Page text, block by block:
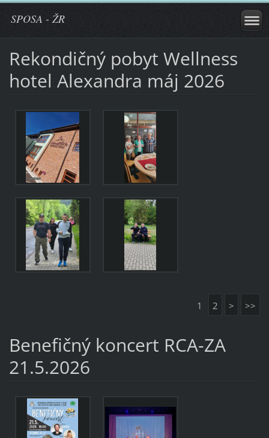
SPOSA - ŽR
Rekondičný pobyt Wellness
hotel Alexandra máj 2026
1 2 > >>
Benefičný koncert RCA-ZA
21.5.2026